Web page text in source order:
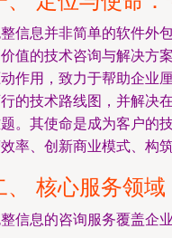
信息并非简单的软件外
值的技术咨询与解决方
作用，致力于帮助企业
的技术路线图，并解决
。其使命是成为客户的
率、创新商业模式、构
、 核心服务领
信息的咨询服务覆盖企